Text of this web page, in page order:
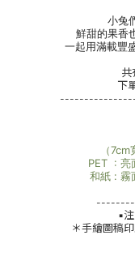
小兔
鮮甜的果香
一起用滿載豐
共
下
（
PET : 亮
和紙 : 霧
▪️
＊手繪圖稿